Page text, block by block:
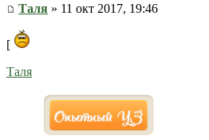
Таля » 11 окт 2017, 19:46
[
Таля